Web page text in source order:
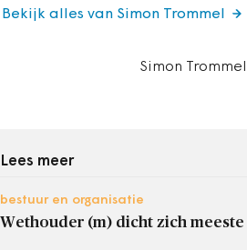
Simon
Bekijk alles van Simon Trommel
Lees meer
bestuur en organisatie
Wethouder (m) dicht zich